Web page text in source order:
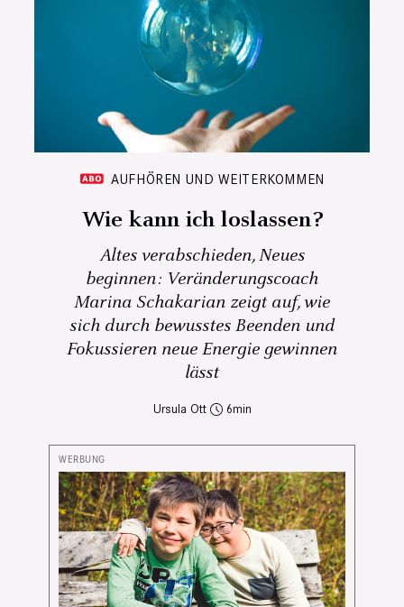
AUFHÖREN UND WEITERKOMMEN
Wie kann ich loslassen?
Altes verabschieden, Neues
beginnen: Veränderungscoach
Marina Schakarian zeigt auf, wie
sich durch bewusstes Beenden und
Fokussieren neue Energie gewinnen
lässt
Ursula Ott 6